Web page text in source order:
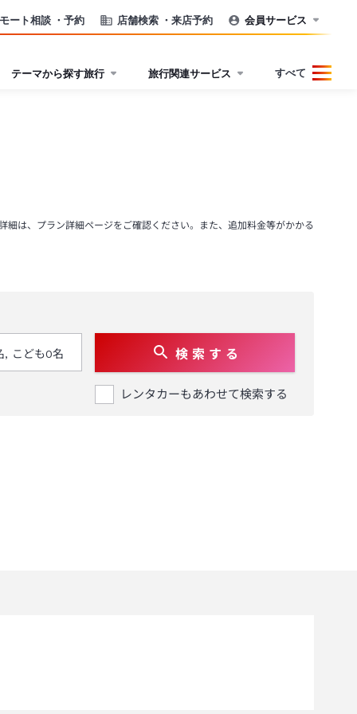
ート相談 ・予約 店舗検索 ・来店予約 会員サービス
テーマから探す旅行 旅行関連サービス すべて
は、プラン詳細ページをご確認ください。また、追加料金等がかかる
検 索 す る
レンタカーもあわせて検索する